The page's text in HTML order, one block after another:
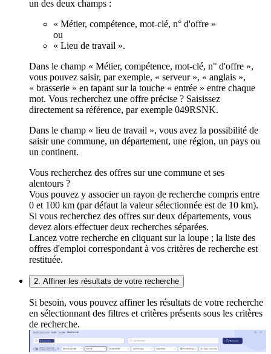
un des deux champs :
« Métier, compétence, mot-clé, n° d'offre »
ou
« Lieu de travail ».
Dans le champ « Métier, compétence, mot-clé, n° d'offre »,
vous pouvez saisir, par exemple, « serveur », « anglais »,
« brasserie » en tapant sur la touche « entrée » entre chaque
mot. Vous recherchez une offre précise ? Saisissez
directement sa référence, par exemple 049RSNK.
Dans le champ « lieu de travail », vous avez la possibilité de
saisir une commune, un département, une région, un pays ou
un continent.
Vous recherchez des offres sur une commune et ses
alentours ?
Vous pouvez y associer un rayon de recherche compris entre
0 et 100 km (par défaut la valeur sélectionnée est de 10 km).
Si vous recherchez des offres sur deux départements, vous
devez alors effectuer deux recherches séparées.
Lancez votre recherche en cliquant sur la loupe ; la liste des
offres d'emploi correspondant à vos critères de recherche est
restituée.
2. Affiner les résultats de votre recherche
Si besoin, vous pouvez affiner les résultats de votre recherche
en sélectionnant des filtres et critères présents sous les critères
de recherche.